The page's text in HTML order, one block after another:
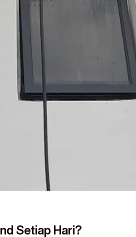
Setiap Hari?